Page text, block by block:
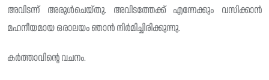
അവിടന്ന് അരുൾചെയ്തു. അവിടത്തേക്ക് എന്നേക്കും വസിക്കാൻ
മഹനീയമായ ഒരാലയം ഞാൻ നിർമിച്ചിരിക്കുന്നു.
കർത്താവിന്റെ വചനം.